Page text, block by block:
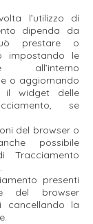
l’utilizzo di
dipenda da
prestare o
impostando le
all’interno
o aggiornando
il widget delle
se
del browser o
possibile
Tracciamento
presenti
del browser
cancellando la